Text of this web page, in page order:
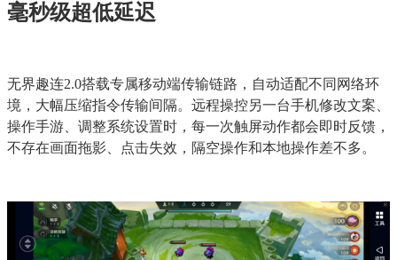
毫秒级超低延迟
无界趣连2.0搭载专属移动端传输链路，自动适配不同网络环
境，大幅压缩指令传输间隔。远程操控另一台手机修改文案、
操作手游、调整系统设置时，每一次触屏动作都会即时反馈，
不存在画面拖影、点击失效，隔空操作和本地操作差不多。